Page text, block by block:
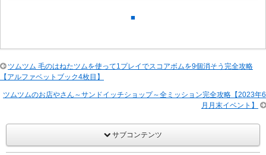
■
ツムツム 毛のはねたツムを使って1プレイでスコアボムを9個消そう完全攻略
【アルファベットブック4枚目】
ツムツムのお店やさん～サンドイッチショップ～全ミッション完全攻略【2023年6
月月末イベント】
サブコンテンツ